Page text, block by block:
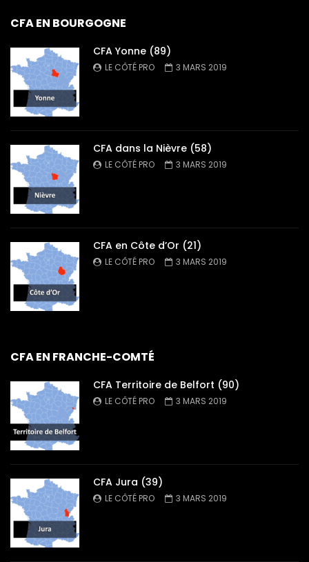
CFA EN BOURGOGNE
CFA Yonne (89)
LE CÔTÉ PRO 3 MARS 2019
CFA dans la Nièvre (58)
LE CÔTÉ PRO 3 MARS 2019
CFA en Côte d’Or (21)
LE CÔTÉ PRO 3 MARS 2019
CFA EN FRANCHE-COMTÉ
CFA Territoire de Belfort (90)
LE CÔTÉ PRO 3 MARS 2019
CFA Jura (39)
LE CÔTÉ PRO 3 MARS 2019